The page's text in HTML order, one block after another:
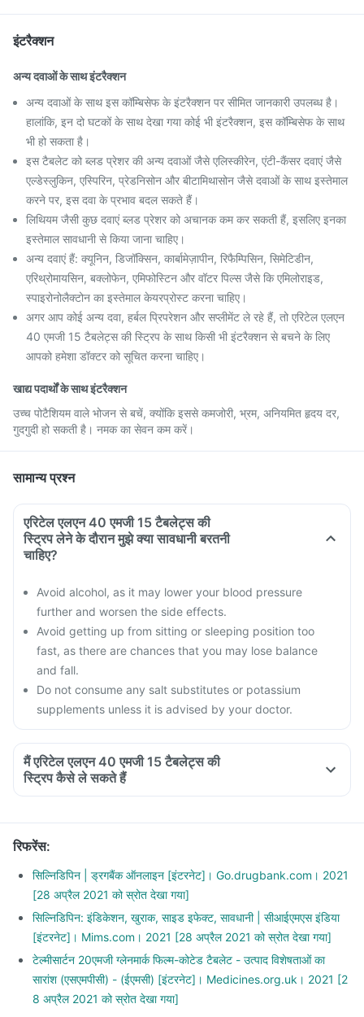
इंटरैक्शन
अन्य दवाओं के साथ इंटरैक्शन
अन्य दवाओं के साथ इस कॉम्बिसेफ के इंटरैक्शन पर सीमित जानकारी उपलब्ध है।
हालांकि, इन दो घटकों के साथ देखा गया कोई भी इंटरैक्शन, इस कॉम्बिसेफ के साथ
भी हो सकता है।
इस टैबलेट को ब्लड प्रेशर की अन्य दवाओं जैसे एलिस्कीरेन, एंटी-कैंसर दवाएं जैसे
एल्डेस्लुकिन, एस्पिरिन, प्रेडनिसोन और बीटामिथासोन जैसे दवाओं के साथ इस्तेमाल
करने पर, इस दवा के प्रभाव बदल सकते हैं।
लिथियम जैसी कुछ दवाएं ब्लड प्रेशर को अचानक कम कर सकती हैं, इसलिए इनका
इस्तेमाल सावधानी से किया जाना चाहिए।
अन्य दवाएं हैं: क्यूनिन, डिजॉक्सिन, कार्बामेज़ापीन, रिफैम्पिसिन, सिमेटिडीन,
एरिथ्रोमायसिन, बक्लोफेन, एमिफोस्टिन और वॉटर पिल्स जैसे कि एमिलोराइड,
स्पाइरोनोलैक्टोन का इस्तेमाल केयरप्रोस्ट करना चाहिए।
अगर आप कोई अन्य दवा, हर्बल प्रिपरेशन और सप्लीमेंट ले रहे हैं, तो एरिटेल एलएन
40 एमजी 15 टैबलेट्स की स्ट्रिप के साथ किसी भी इंटरैक्शन से बचने के लिए
आपको हमेशा डॉक्टर को सूचित करना चाहिए।
खाद्य पदार्थों के साथ इंटरैक्शन
उच्च पोटैशियम वाले भोजन से बचें, क्योंकि इससे कमजोरी, भ्रम, अनियमित हृदय दर,
गुदगुदी हो सकती है। नमक का सेवन कम करें।
सामान्य प्रश्न
एरिटेल एलएन 40 एमजी 15 टैबलेट्स की
स्ट्रिप लेने के दौरान मुझे क्या सावधानी बरतनी
चाहिए?
Avoid alcohol, as it may lower your blood pressure
further and worsen the side effects.
Avoid getting up from sitting or sleeping position too
fast, as there are chances that you may lose balance
and fall.
Do not consume any salt substitutes or potassium
supplements unless it is advised by your doctor.
मैं एरिटेल एलएन 40 एमजी 15 टैबलेट्स की
स्ट्रिप कैसे ले सकते हैं
रिफरेंस:
सिल्निडिपिन | ड्रगबैंक ऑनलाइन [इंटरनेट]। Go.drugbank.com। 2021
[28 अप्रैल 2021 को स्रोत देखा गया]
सिल्निडिपिन: इंडिकेशन, खुराक, साइड इफेक्ट, सावधानी | सीआईएमएस इंडिया
[इंटरनेट]। Mims.com। 2021 [28 अप्रैल 2021 को स्रोत देखा गया]
टेल्मीसार्टन 20एमजी ग्लेनमार्क फिल्म-कोटेड टैबलेट - उत्पाद विशेषताओं का
सारांश (एसएमपीसी) - (ईएमसी) [इंटरनेट]। Medicines.org.uk। 2021 [2
8 अप्रैल 2021 को स्रोत देखा गया]